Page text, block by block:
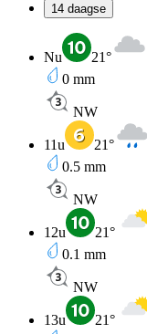
14 daagse
Nu 21°
0 mm
NW
11u 21°
0.5 mm
NW
12u 21°
0.1 mm
NW
13u 21°